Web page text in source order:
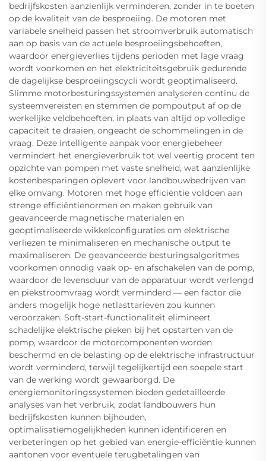
bedrijfskosten aanzienlijk verminderen, zonder in te boeten
op de kwaliteit van de besproeiing. De motoren met
variabele snelheid passen het stroomverbruik automatisch
aan op basis van de actuele besproeiingsbehoeften,
waardoor energieverlies tijdens perioden met lage vraag
wordt voorkomen en het elektriciteitsgebruik gedurende
de dagelijkse besproeiingscycli wordt geoptimaliseerd.
Slimme motorbesturingssystemen analyseren continu de
systeemvereisten en stemmen de pompoutput af op de
werkelijke veldbehoeften, in plaats van altijd op volledige
capaciteit te draaien, ongeacht de schommelingen in de
vraag. Deze intelligente aanpak voor energiebeheer
vermindert het energieverbruik tot wel veertig procent ten
opzichte van pompen met vaste snelheid, wat aanzienlijke
kostenbesparingen oplevert voor landbouwbedrijven van
elke omvang. Motoren met hoge efficiëntie voldoen aan
strenge efficiëntienormen en maken gebruik van
geavanceerde magnetische materialen en
geoptimaliseerde wikkelconfiguraties om elektrische
verliezen te minimaliseren en mechanische output te
maximaliseren. De geavanceerde besturingsalgoritmes
voorkomen onnodig vaak op- en afschakelen van de pomp,
waardoor de levensduur van de apparatuur wordt verlengd
en piekstroomvraag wordt verminderd — een factor die
anders mogelijk hoge netlasttarieven zou kunnen
veroorzaken. Soft-start-functionaliteit elimineert
schadelijke elektrische pieken bij het opstarten van de
pomp, waardoor de motorcomponenten worden
beschermd en de belasting op de elektrische infrastructuur
wordt verminderd, terwijl tegelijkertijd een soepele start
van de werking wordt gewaarborgd. De
energiemonitoringssystemen bieden gedetailleerde
analyses van het verbruik, zodat landbouwers hun
bedrijfskosten kunnen bijhouden,
optimalisatiemogelijkheden kunnen identificeren en
verbeteringen op het gebied van energie-efficiëntie kunnen
aantonen voor eventuele terugbetalingen van